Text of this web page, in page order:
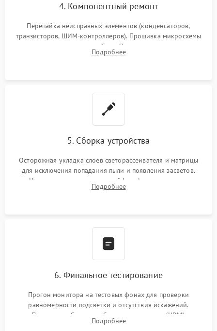
4. Компонентный ремонт
Перепайка неисправных элементов (конденсаторов,
транзисторов, ШИМ-контроллеров). Прошивка микросхемы
памяти при программных сбоях. При поломке подсветки —
разборка матрицы и замена выгоревших светодиодов.
Подробнее
5. Сборка устройства
Осторожная укладка слоев светорассеивателя и матрицы
для исключения попадания пыли и появления засветов.
Надежное подключение шлейфов, фиксация плат и
аккуратное защелкивание пластикового корпуса монитора.
Подробнее
6. Финальное тестирование
Прогон монитора на тестовых фонах для проверки
равномерности подсветки и отсутствия искажений.
Проверка работоспособности всех портов (HDMI,
DisplayPort, VGA) и кнопок управления под нагрузкой в
Подробнее